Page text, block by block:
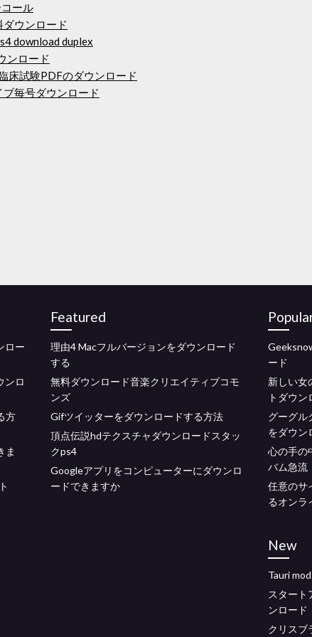
ール
ウンロード
download duplex
ンロード
床試験PDFのダウンロード
毎号ダウンロード
ロー
ンロ
方
ま
Featured
理由4 Macフルバージョンをダウンロード
する
無料ダウンロード音楽クリエイティブコモ
ンズ
Gifツイッターをダウンロードする方法
頂点伝説hdテクスチャダウンロードスタッ
クps4
Googleアプリをコンピューターにダウンロ
ードできますか
ード
新しい女
トダウン
グーグル
をダウン
心の手の
バム急流
任意のサ
るオンラ
New
Tauri
スタート
ンロード
クリスブ